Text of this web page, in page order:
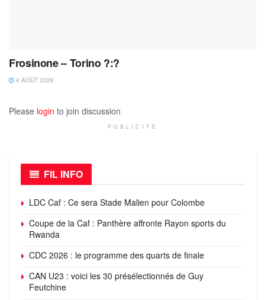
Frosinone – Torino ?:?
4 AOÛT 2026
Please login to join discussion
PUBLICITÉ
FIL INFO
LDC Caf : Ce sera Stade Malien pour Colombe
Coupe de la Caf : Panthère affronte Rayon sports du
Rwanda
CDC 2026 : le programme des quarts de finale
CAN U23 : voici les 30 présélectionnés de Guy
Feutchine